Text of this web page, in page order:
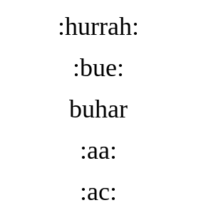
:hurrah:
:bue:
buhar
:aa:
:ac: